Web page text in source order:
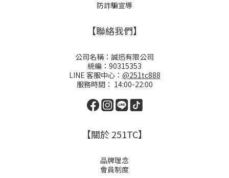
防詐騙宣導
【聯絡我們】
公司名稱：誠迅有限公司
統編：90315353
LINE 客服中心： @251tc888
服務時間： 14:00-22:00
【關於 251TC】
品牌理念
會員制度